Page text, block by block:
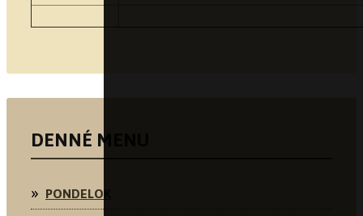
DENNÉ MENU
PONDELOK